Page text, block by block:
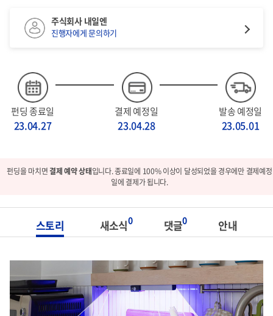
펀딩 종료일
23.04.27
결제 예정일
23.04.28
발송 예정일
23.05.01
주식회사 내일엔
진행자에게 문의하기
펀딩을 마치면결제 예약 상태입니다. 종료일에 100% 이상이 달성되었을 경우에만 결제예정
일에 결제가 됩니다.
스토리 새소식0 댓글0 안내